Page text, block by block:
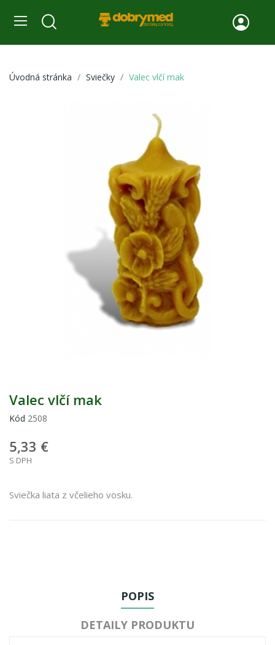
Úvodná stránka Sviečky Valec vlčí mak
Valec vlčí mak
Kód 2508
5,33 €
S DPH
Sviečka liata z včelieho vosku.
POPIS
DETAILY PRODUKTU